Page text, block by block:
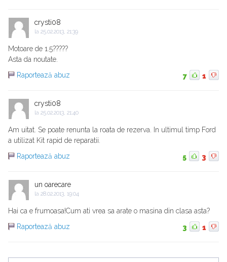
crysti08
la 25.02.2013, 21:39
Motoare de 1.5?????
Asta da noutate.
Raportează abuz
7 1
crysti08
la 25.02.2013, 21:40
Am uitat. Se poate renunta la roata de rezerva. In ultimul timp Ford
a utilizat Kit rapid de reparatii.
Raportează abuz
5 3
un oarecare
la 28.02.2013, 19:04
Hai ca e frumoasa!Cum ati vrea sa arate o masina din clasa asta?
Raportează abuz
3 1